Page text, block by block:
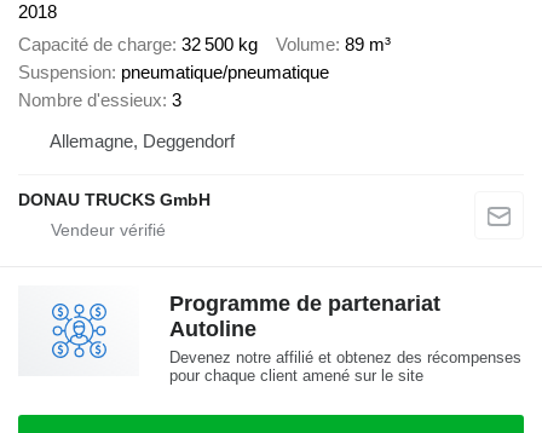
2018
Capacité de charge 32 500 kg Volume 89 m³
Suspension pneumatique/pneumatique
Nombre d'essieux 3
Allemagne, Deggendorf
DONAU TRUCKS GmbH
Programme de partenariat
Autoline
Devenez notre affilié et obtenez des récompenses
pour chaque client amené sur le site